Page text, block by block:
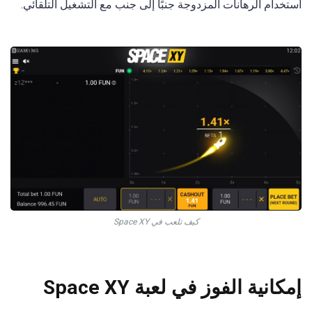
استخدام الرهانات المزدوجة جنبًا إلى جنب مع التشغيل التلقائي.
كيف تلعب في Space XY
إمكانية الفوز في لعبة Space XY